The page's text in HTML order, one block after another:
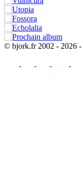
© bjork.fr 2002 - 2026 -